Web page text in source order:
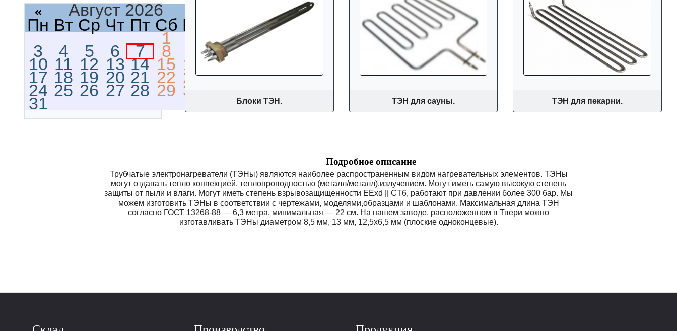
Август 2026
Пн Вт Ср Чт Пт Сб Вс
1
3 4 5 6 7 8
10 11 12 13 14 15 16
17 18 19 20 21 22 23
24 25 26 27 28 29 30
31 Блоки ТЭН. ТЭН для сауны. ТЭН для пекарни.
Подробное описание
Трубчатые электронагреватели (ТЭНы) являются наиболее распространенным видом нагревательных элементов. ТЭНы
могyт отдавать тепло конвекцией, теплопроводностью (металл/металл),излучением. Могут иметь самую высокую степень
защиты от пыли и влаги. Могут иметь степень взрывозащищенности EExd || CT6, работают при давлении более 300 бар. Мы
можем изготовить ТЭНы в соответствии с чертежами, моделями,образцами и шаблонами. Максимальная длина ТЭН
согласно ГОСТ 13268-88 — 6,3 метра, минимальная — 22 см. На нашем заводе, расположенном в Твери можно
изготавливать ТЭНы диаметром 8,5 мм, 13 мм, 12,5х6,5 мм (плоские одноконцевые).